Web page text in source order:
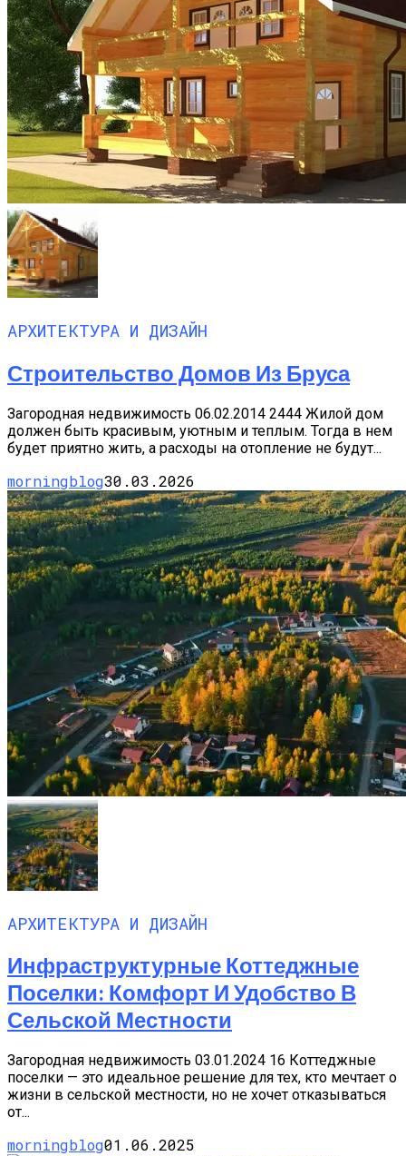
АРХИТЕКТУРА И ДИЗАЙН
Строительство Домов Из Бруса
Загородная недвижимость 06.02.2014 2444 Жилой дом
должен быть красивым, уютным и теплым. Тогда в нем
будет приятно жить, а расходы на отопление не будут...
morningblog30.03.2026
АРХИТЕКТУРА И ДИЗАЙН
Инфраструктурные Коттеджные
Поселки: Комфорт И Удобство В
Сельской Местности
Загородная недвижимость 03.01.2024 16 Коттеджные
поселки — это идеальное решение для тех, кто мечтает о
жизни в сельской местности, но не хочет отказываться
от...
morningblog01.06.2025